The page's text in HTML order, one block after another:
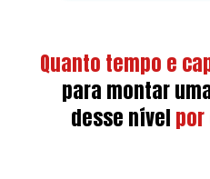
Quanto tempo e
para montar
desse nível